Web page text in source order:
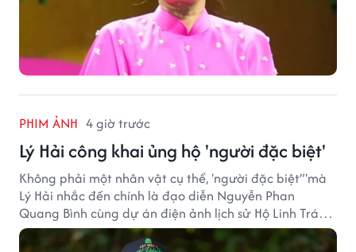
PHIM ẢNH 4 giờ trước
Lý Hải công khai ủng hộ 'người đặc biệt'
Không phải một nhân vật cụ thể, 'người đặc biệt”'mà
Lý Hải nhắc đến chính là đạo diễn Nguyễn Phan
Quang Bình cùng dự án điện ảnh lịch sử Hộ Linh Tráng
Sĩ: Bí Ẩn Mộ Vua Đinh.